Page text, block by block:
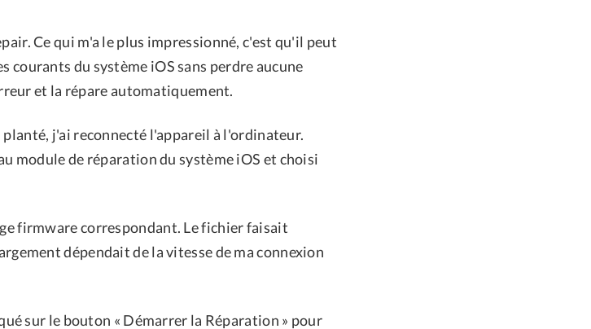
Ce qui m'a le plus impressionné, c'est qu'il peut
courants du système iOS sans perdre aucune
et la répare automatiquement.
j'ai reconnecté l'appareil à l'ordinateur.
module de réparation du système iOS et choisi
firmware correspondant. Le fichier faisait
dépendait de la vitesse de ma connexion
sur le bouton « Démarrer la Réparation » pour